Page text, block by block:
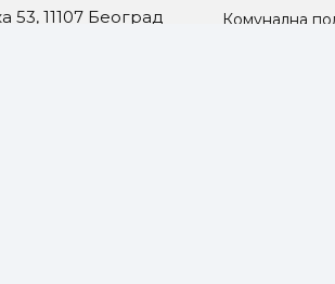
53, 11107 Београд
Комунална